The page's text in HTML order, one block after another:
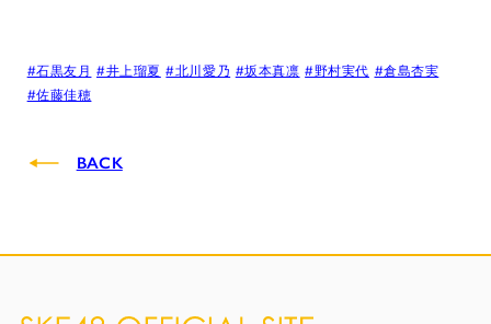
#石黒友月 #井上瑠夏 #北川愛乃 #坂本真凛 #野村実代 #倉島杏実
#佐藤佳穂
BACK